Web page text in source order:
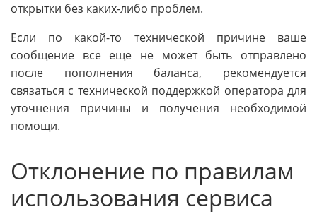
открытки без каких-либо проблем.
Если по какой-то технической причине ваше
сообщение все еще не может быть отправлено
после пополнения баланса, рекомендуется
связаться с технической поддержкой оператора для
уточнения причины и получения необходимой
помощи.
Отклонение по правилам
использования сервиса